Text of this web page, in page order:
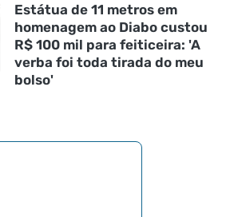
Estátua de 11 metros em
homenagem ao Diabo custou
R$ 100 mil para feiticeira: 'A
verba foi toda tirada do meu
bolso'